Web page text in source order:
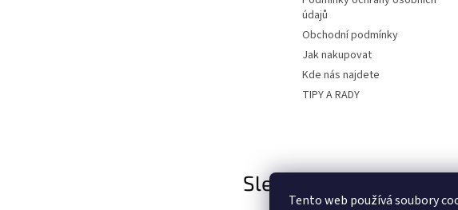
Tento web používá soubory
údajů
Obchodní podmínky
Jak nakupovat
Kde nás najdete
TIPY A RADY
Sledujte nás na